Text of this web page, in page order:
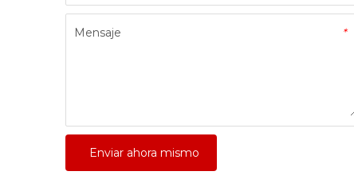
*
Mensaje
Enviar ahora mismo